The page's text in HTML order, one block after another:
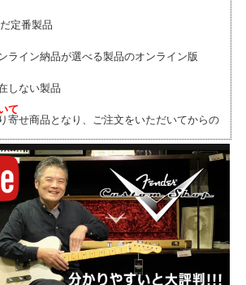
定番製品
ライン納品が選べる製品のオンライン版
しない製品
て
寄せ商品となり、ご注文をいただいてからの